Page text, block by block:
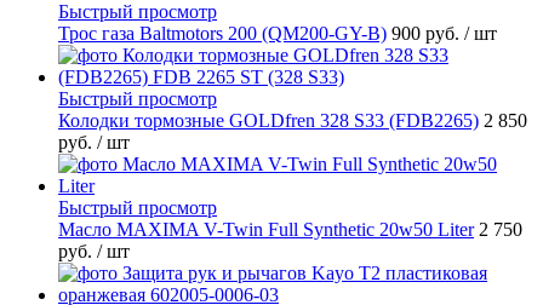
Быстрый просмотр
Трос газа Baltmotors 200 (QM200-GY-B) 900 руб. / шт
Быстрый просмотр
Колодки тормозные GOLDfren 328 S33 (FDB2265) 2 850
руб. / шт
Быстрый просмотр
Масло MAXIMA V-Twin Full Synthetic 20w50 Liter 2 750
руб. / шт